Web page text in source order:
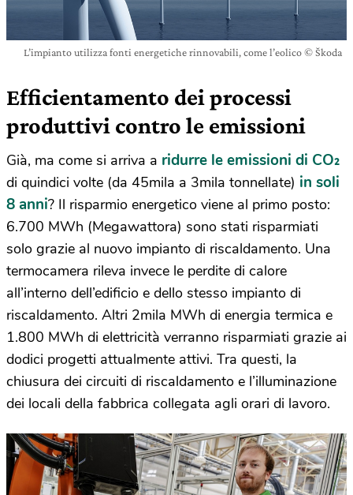
L’impianto utilizza fonti energetiche rinnovabili, come l’eolico © Škoda
Efficientamento dei processi
produttivi contro le emissioni
Già, ma come si arriva a ridurre le emissioni di CO₂
di quindici volte (da 45mila a 3mila tonnellate) in soli
8 anni? Il risparmio energetico viene al primo posto:
6.700 MWh (Megawattora) sono stati risparmiati
solo grazie al nuovo impianto di riscaldamento. Una
termocamera rileva invece le perdite di calore
all’interno dell’edificio e dello stesso impianto di
riscaldamento. Altri 2mila MWh di energia termica e
1.800 MWh di elettricità verranno risparmiati grazie ai
dodici progetti attualmente attivi. Tra questi, la
chiusura dei circuiti di riscaldamento e l’illuminazione
dei locali della fabbrica collegata agli orari di lavoro.